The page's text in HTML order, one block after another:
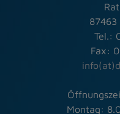
87463
Tel.:
Fax:
Montag: